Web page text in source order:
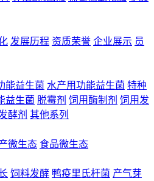
发展历程 资质荣誉 企业展示 员
能益生菌 水产用功能益生菌 特种
益生菌 脱霉剂 饲用酶制剂 饲用发
酵剂 其他系列
微生态 食品微生态
饲料发酵 鸭疫里氏杆菌 产气芽